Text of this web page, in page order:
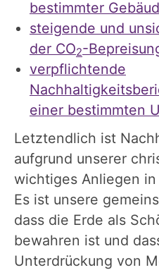
bestimmter
steigende und
der CO2-
verpflichtende
einer bestimmten
Letztendlich ist
aufgrund unserer
wichtiges Anliegen
Es ist unsere
dass die Erde als
bewahren ist und
Unterdrückung von